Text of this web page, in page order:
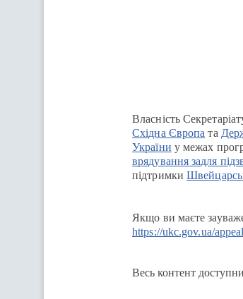
Власність
Східна Європа та
України у межах
врядування задля
підтримки
Якщо ви маєте
https://ukc.gov.ua/appeal
Весь контент